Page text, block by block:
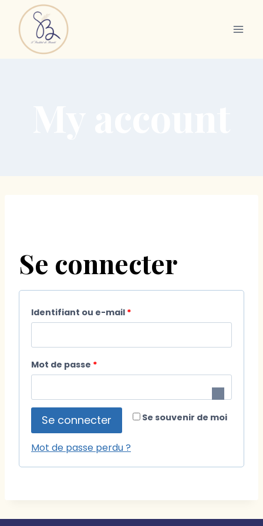
Se connecter
Identifiant ou e-mail *
Mot de passe *
Se souvenir de moi
Se connecter
Mot de passe perdu ?